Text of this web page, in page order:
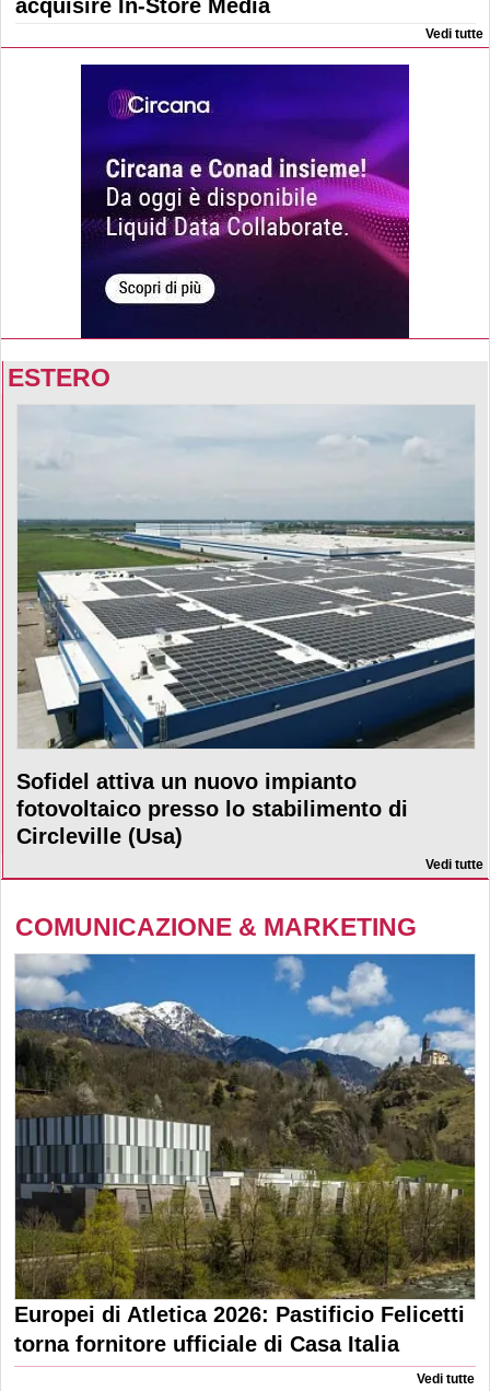
acquisire In-Store Media
Vedi tutte
ESTERO
Sofidel attiva un nuovo impianto
fotovoltaico presso lo stabilimento di
Circleville (Usa)
Vedi tutte
COMUNICAZIONE & MARKETING
Europei di Atletica 2026: Pastificio Felicetti
torna fornitore ufficiale di Casa Italia
Vedi tutte